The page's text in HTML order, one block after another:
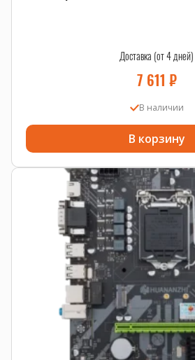
Доставка (от 4 дней)
7 611 ₽
В наличии
В корзину